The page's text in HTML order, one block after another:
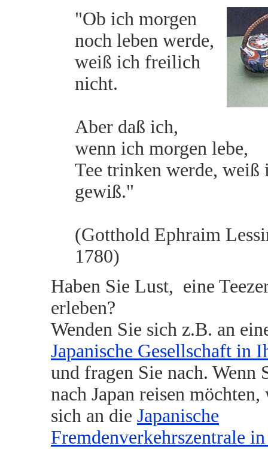
"Ob ich morgen
noch leben werde,
weiß ich freilich
nicht.
Aber daß ich,
wenn ich morgen lebe,
Tee trinken werde, weiß
gewiß."
(Gotthold Ephraim
1780)
Haben Sie Lust, eine
erleben?
Wenden Sie sich z.B. an
Japanische Gesellschaft in
und fragen Sie nach. Wenn
nach Japan reisen möchten,
sich an die Japanische
Fremdenverkehrszentrale